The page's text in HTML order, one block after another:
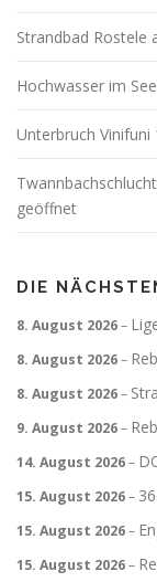
Strandbad
Hochwasser im
Unterbruch Vinifuni
geöffnet
DIE
8. August 2026–
8. August 2026–
8. August 2026–
9. August 2026–
14. August 2026–
15. August 2026–
15. August 2026–
15. August 2026–